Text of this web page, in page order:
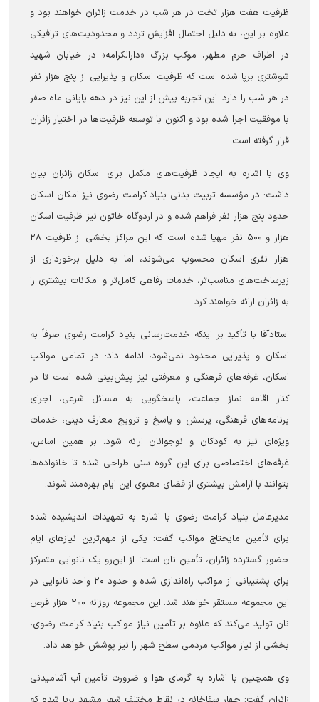
ظرفیت هفت هزار تخت در هر شب در خدمت زائران خواهند بود و
علاوه بر این، به دلیل احتمال افزایش تردد و محدودیت‌های ترافیکی
در اطراف حرم مطهر، موکب بزرگ «دارالکرامه» در خیابان شهید
شوشتری برپا شده است که ظرفیت اسکان و پذیرایی از پنج هزار نفر
در هر شب را دارد. این تجربه پیش از این نیز در دهه پایانی ماه صفر
با موفقیت اجرا شده بود و اکنون با توسعه ظرفیت‌ها در اختیار زائران
قرار گرفته است.
وی با اشاره به ایجاد ظرفیت‌های مکمل برای اسکان زائران بیان
داشت: در مؤسسه تربیت بدنی بنیاد کرامت رضوی نیز امکان اسکان
حدود پنج هزار نفر فراهم شده و در اردوگاه خاتون نیز ظرفیت اسکان
هزار و ۵۰۰ نفر مهیا شده است که این مراکز بخشی از ظرفیت ۲۸
هزار نفری اسکان محسوب می‌شوند، اما به دلیل برخورداری از
زیرساخت‌های مناسب‌تر، خدمات رفاهی کامل‌تر و امکانات بیشتری را
به زائران ارائه خواهند کرد.
استادآقا با تأکید بر اینکه خدمت‌رسانی بنیاد کرامت رضوی صرفاً به
اسکان و پذیرایی محدود نمی‌شود، ادامه داد: در تمامی مواکب
اسکان، غرفه‌های فرهنگی و معرفتی نیز پیش‌بینی شده است تا در
کنار اقامه نماز جماعت، پاسخگویی به مسائل شرعی، اجرای
برنامه‌های فرهنگی، پرسش و پاسخ و ترویج معارف دینی، خدمات
ویژه‌ای نیز به کودکان و نوجوانان ارائه شود. بر همین اساس،
غرفه‌های اختصاصی برای این گروه سنی طراحی شده تا خانواده‌ها
بتوانند با آرامش بیشتری از فضای معنوی این ایام بهره‌مند شوند.
مدیرعامل بنیاد کرامت رضوی با اشاره به تمهیدات اندیشیده شده
برای تأمین مایحتاج مواکب گفت: یکی از مهم‌ترین نیازهای ایام
حضور گسترده زائران، تأمین نان است؛ از این‌رو یک نانوایی متمرکز
برای پشتیبانی از مواکب راه‌اندازی شده و حدود ۲۰ واحد نانوایی در
این مجموعه مستقر خواهند شد. این مجموعه روزانه ۲۰۰ هزار قرص
نان تولید می‌کند که علاوه بر تأمین نیاز مواکب بنیاد کرامت رضوی،
بخشی از نیاز مواکب مردمی سطح شهر را نیز پوشش خواهد داد.
وی همچنین با اشاره به گرمای هوا و ضرورت تأمین آب آشامیدنی